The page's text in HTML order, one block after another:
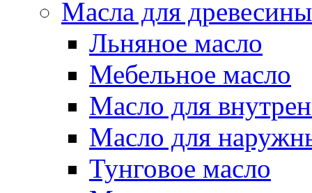
Масла для древесины
Льняное масло
Мебельное масло
Масло для
Масло для
Тунговое масло